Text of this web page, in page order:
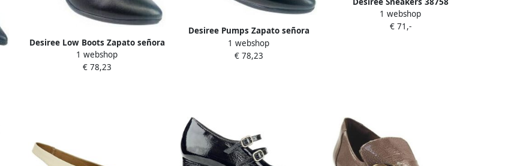
Desiree Low Boots Zapato señora
saga 5 negro
1 webshop
€ 78,23
Desiree Pumps Zapato señora
maca 1 negro
1 webshop
€ 78,23
1 webshop
€ 71,-